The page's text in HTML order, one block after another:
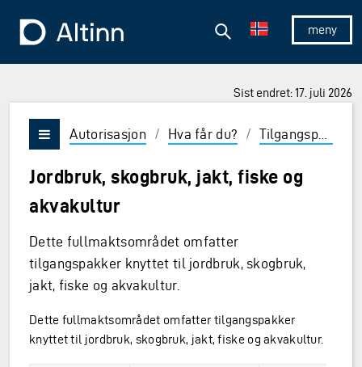
Vis/skjul
Søk
Sist endret: 17. juli 2026
Vis/skjul meny
Autorisasjon / Hva får du? / Tilgangspakker og roller
Jordbruk, skogbruk, jakt, fiske og
akvakultur
Dette fullmaktsområdet omfatter
tilgangspakker knyttet til jordbruk, skogbruk,
jakt, fiske og akvakultur.
Dette fullmaktsområdet omfatter tilgangspakker
knyttet til jordbruk, skogbruk, jakt, fiske og akvakultur.